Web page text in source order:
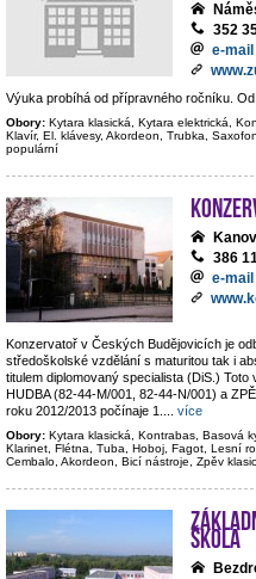
352
e-mail
Výuka probíhá od přípravného ročníku.
Obory: Kytara klasická, Kytara elektrická,
Klavír, El. klávesy, Akordeon, Trubka,
populární
386
e-mail
Konzervatoř v Českých Budějovicích je
středoškolské vzdělání s maturitou tak i
titulem diplomovaný specialista (DiS.)
HUDBA (82-44-M/001, 82-44-N/001) a
roku 2012/2013 počínaje 1.
více
Obory: Kytara klasická, Kontrabas, Basová
Klarinet, Flétna, Tuba, Hoboj, Fagot, Lesní
Cembalo, Akordeon, Bicí nástroje, Zpěv
škola